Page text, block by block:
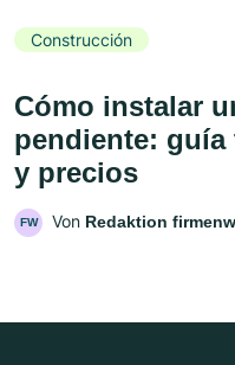
Construcción
Cómo instalar
pendiente:
y precios
FW Von Redaktion